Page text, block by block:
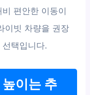
편안한 이동이
이빗 차량을 권장
택입니다.
이는 추